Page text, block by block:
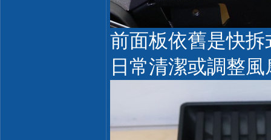
前面板依舊是快
日常清潔或調整